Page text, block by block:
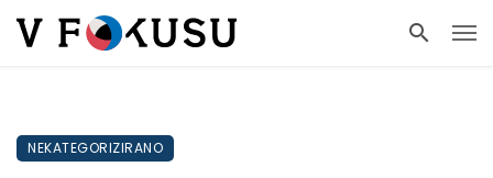
NEKATEGORIZIRANO